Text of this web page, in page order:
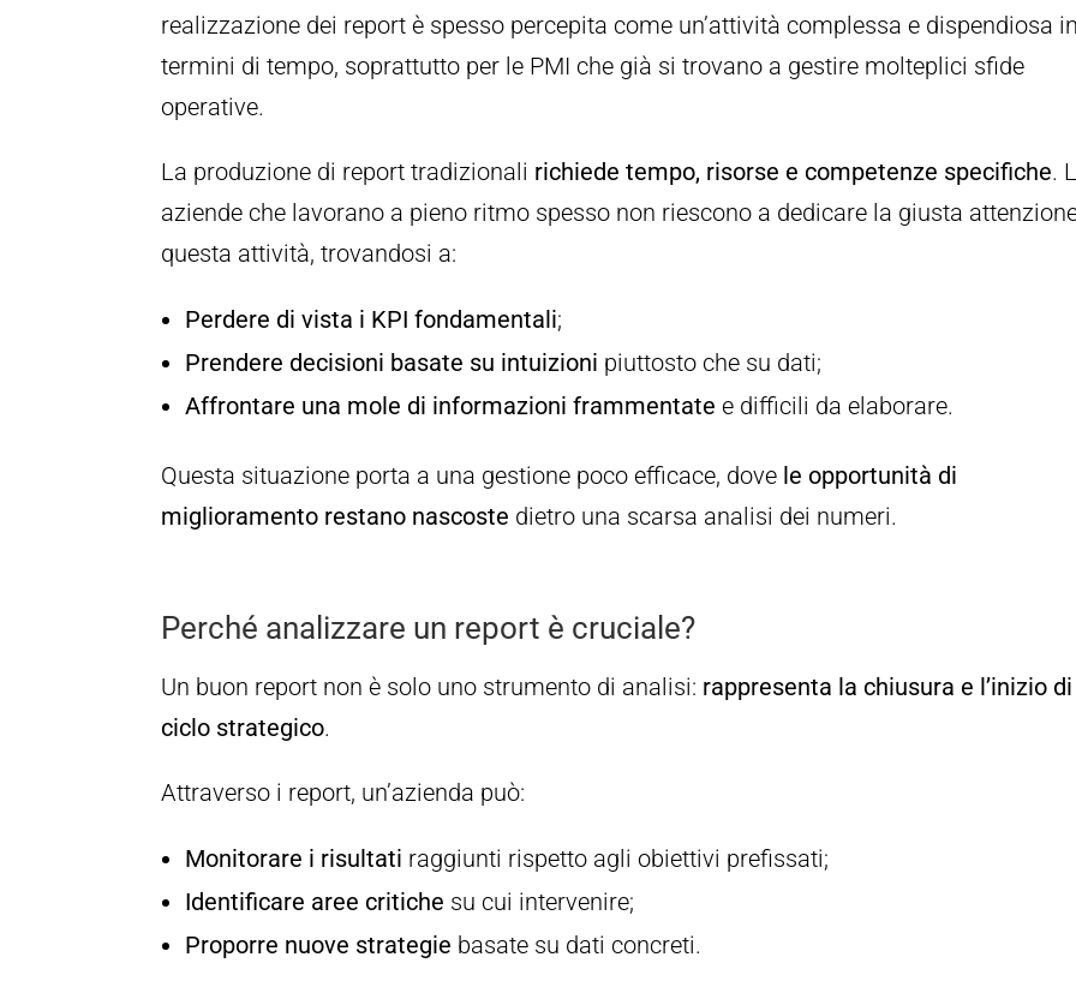
realizzazione dei report è spesso percepita come un’attività complessa e dispendiosa
termini di tempo, soprattutto per le PMI che già si trovano a gestire molteplici sfide
operative.
La produzione di report tradizionali richiede tempo, risorse e competenze specifiche.
aziende che lavorano a pieno ritmo spesso non riescono a dedicare la giusta
questa attività, trovandosi a:
Perdere di vista i KPI fondamentali;
Prendere decisioni basate su intuizioni piuttosto che su dati;
Affrontare una mole di informazioni frammentate e difficili da elaborare.
Questa situazione porta a una gestione poco efficace, dove le opportunità di
miglioramento restano nascoste dietro una scarsa analisi dei numeri.
Perché analizzare un report è cruciale?
Un buon report non è solo uno strumento di analisi: rappresenta la chiusura e l’inizio
ciclo strategico.
Attraverso i report, un’azienda può:
Monitorare i risultati raggiunti rispetto agli obiettivi prefissati;
Identificare aree critiche su cui intervenire;
Proporre nuove strategie basate su dati concreti.